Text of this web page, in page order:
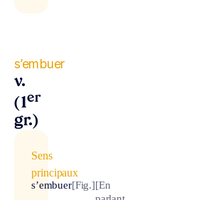
s’embuer
v.
(1er
gr.)
Sens
principaux
s’embuer[Fig.][En